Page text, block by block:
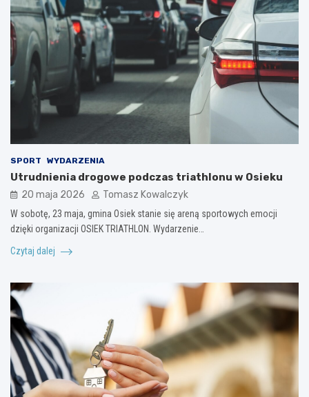
SPORT WYDARZENIA
Utrudnienia drogowe podczas triathlonu w Osieku
20 maja 2026 Tomasz Kowalczyk
W sobotę, 23 maja, gmina Osiek stanie się areną sportowych emocji
dzięki organizacji OSIEK TRIATHLON. Wydarzenie…
Czytaj dalej